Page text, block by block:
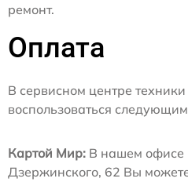
ремонт.
Оплата
В сервисном центре
воспользоваться
Картой Мир: В нашем офисе
Дзержинского, 62 Вы